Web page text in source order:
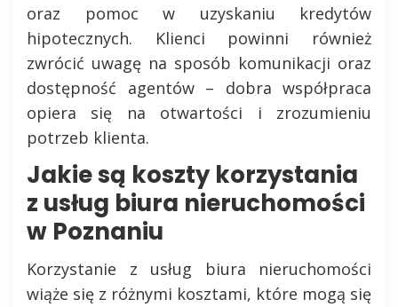
oraz pomoc w uzyskaniu kredytów
hipotecznych. Klienci powinni również
zwrócić uwagę na sposób komunikacji oraz
dostępność agentów – dobra współpraca
opiera się na otwartości i zrozumieniu
potrzeb klienta.
Jakie są koszty korzystania
z usług biura nieruchomości
w Poznaniu
Korzystanie z usług biura nieruchomości
wiąże się z różnymi kosztami, które mogą się